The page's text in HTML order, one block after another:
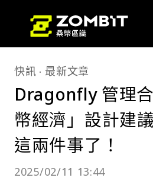
快訊 最新文章
Dragonfly 管理
幣經濟」設計建
這兩件事了！
2025/02/11 13:44